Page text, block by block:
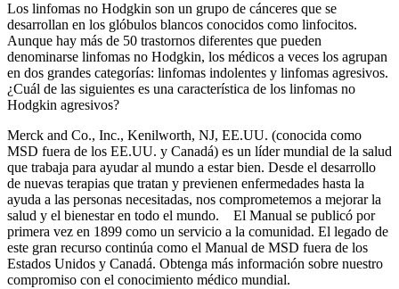
Los linfomas no Hodgkin son un grupo de cánceres que se
desarrollan en los glóbulos blancos conocidos como linfocitos.
Aunque hay más de 50 trastornos diferentes que pueden
denominarse linfomas no Hodgkin, los médicos a veces los agrupan
en dos grandes categorías: linfomas indolentes y linfomas agresivos.
¿Cuál de las siguientes es una característica de los linfomas no
Hodgkin agresivos?
Merck and Co., Inc., Kenilworth, NJ, EE.UU. (conocida como
MSD fuera de los EE.UU. y Canadá) es un líder mundial de la salud
que trabaja para ayudar al mundo a estar bien. Desde el desarrollo
de nuevas terapias que tratan y previenen enfermedades hasta la
ayuda a las personas necesitadas, nos comprometemos a mejorar la
salud y el bienestar en todo el mundo. El Manual se publicó por
primera vez en 1899 como un servicio a la comunidad. El legado de
este gran recurso continúa como el Manual de MSD fuera de los
Estados Unidos y Canadá. Obtenga más información sobre nuestro
compromiso con el conocimiento médico mundial.